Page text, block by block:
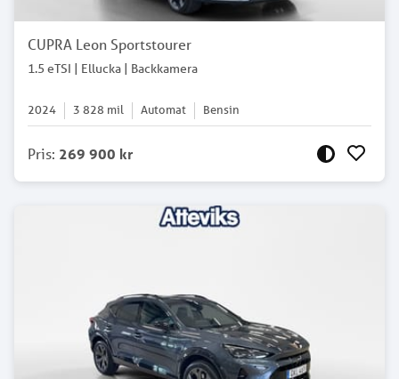
CUPRA Leon Sportstourer
1.5 eTSI | Ellucka | Backkamera
2024 3 828 mil Automat Bensin
Pris: 269 900 kr